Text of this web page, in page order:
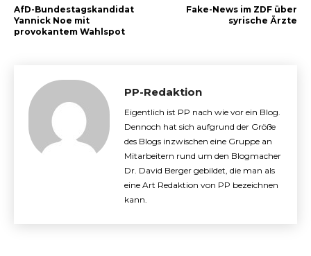
AfD-Bundestagskandidat
Yannick Noe mit
provokantem Wahlspot
Fake-News im ZDF über
syrische Ärzte
PP-Redaktion
Eigentlich ist PP nach wie vor ein Blog.
Dennoch hat sich aufgrund der Größe
des Blogs inzwischen eine Gruppe an
Mitarbeitern rund um den Blogmacher
Dr. David Berger gebildet, die man als
eine Art Redaktion von PP bezeichnen
kann.